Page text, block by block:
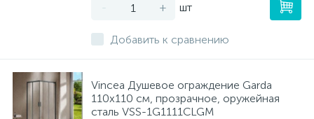
- + шт
Добавить к сравнению
Vincea Душевое ограждение Garda
110х110 см, прозрачное, оружейная
сталь VSS-1G1111CLGM